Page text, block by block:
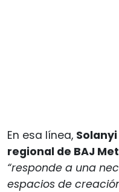
En esa línea,
regional de BAJ
“responde a una
espacios de